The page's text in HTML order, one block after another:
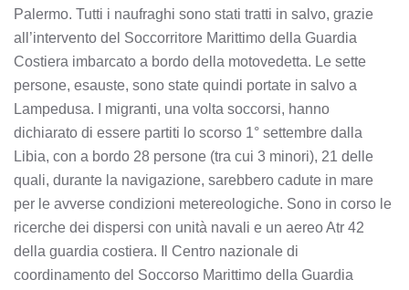
Palermo. Tutti i naufraghi sono stati tratti in salvo, grazie
all’intervento del Soccorritore Marittimo della Guardia
Costiera imbarcato a bordo della motovedetta. Le sette
persone, esauste, sono state quindi portate in salvo a
Lampedusa. I migranti, una volta soccorsi, hanno
dichiarato di essere partiti lo scorso 1° settembre dalla
Libia, con a bordo 28 persone (tra cui 3 minori), 21 delle
quali, durante la navigazione, sarebbero cadute in mare
per le avverse condizioni metereologiche. Sono in corso le
ricerche dei dispersi con unità navali e un aereo Atr 42
della guardia costiera. Il Centro nazionale di
coordinamento del Soccorso Marittimo della Guardia